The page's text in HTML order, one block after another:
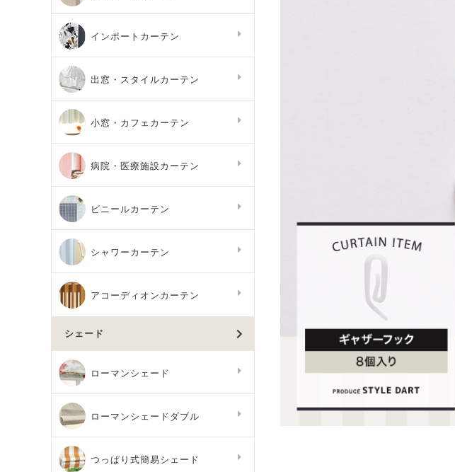
インポートカーテン
出窓・スタイルカーテン
小窓・カフェカーテン
病院・医療施設カーテン
ビニールカーテン
シャワーカーテン
アコーディオンカーテン
シェード
ローマンシェード
ローマンシェードダブル
つっぱり式簡易シェード